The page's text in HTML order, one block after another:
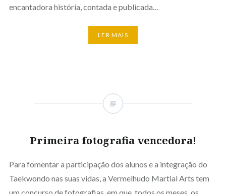
encantadora história, contada e publicada…
LER MAIS
Primeira fotografia vencedora!
Para fomentar a participação dos alunos e a integração do
Taekwondo nas suas vidas, a Vermelhudo Martial Arts tem